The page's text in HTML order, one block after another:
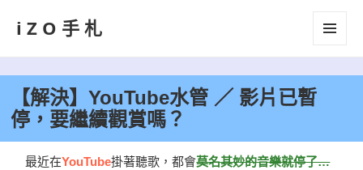
iZO手札
【解決】YouTube水管 ／ 影片已暫
停，要繼續觀賞嗎？
最近在YouTube掛著聽歌，都會莫名其妙的音樂就停了…